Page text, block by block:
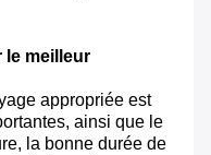
le meilleur
appropriée est
ainsi que le
la bonne durée de